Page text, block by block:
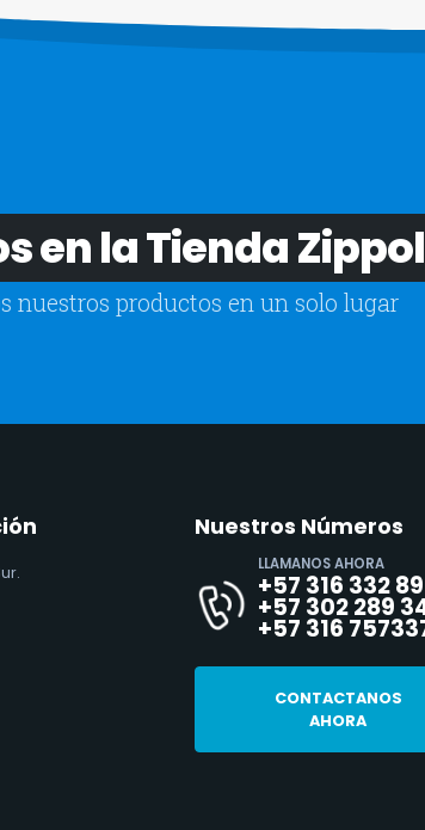
en la Tienda Zippol
nuestros productos en un solo lugar
Nuestros Números
LLAMANOS AHORA
+57 316 332
+57 302 289
+57 316
CONTACTANOS
AHORA